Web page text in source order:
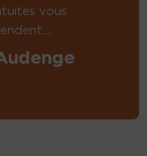
vous